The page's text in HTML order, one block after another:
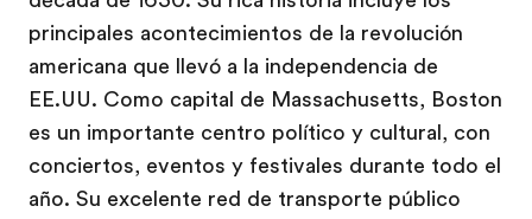
principales acontecimientos de la revolución
americana que llevó a la independencia de
EE.UU. Como capital de Massachusetts, Boston
es un importante centro político y cultural, con
conciertos, eventos y festivales durante todo el
año. Su excelente red de transporte público